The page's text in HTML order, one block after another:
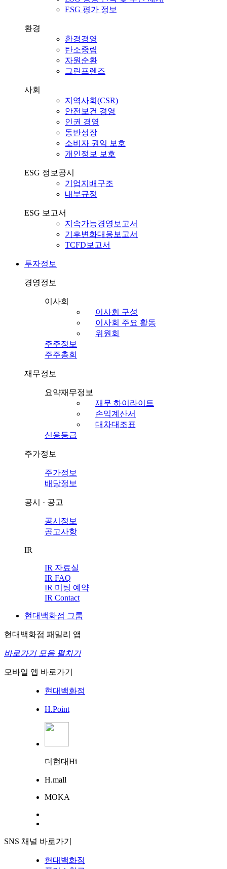
ESG 평가 정보
환경
환경경영
탄소중립
자원순환
그린프렌즈
사회
지역사회(CSR)
안전보건 경영
인권 경영
동반성장
소비자 권익 보호
개인정보 보호
ESG 정보공시
기업지배구조
내부규정
ESG 보고서
지속가능경영보고서
기후변화대응보고서
TCFD보고서
투자정보
경영정보
이사회
이사회 구성
이사회 주요 활동
위원회
주주정보
주주총회
재무정보
요약재무정보
재무 하이라이트
손익계산서
대차대조표
신용등급
주가정보
주가정보
배당정보
공시 · 공고
공시정보
공고사항
IR
IR 자료실
IR FAQ
IR 미팅 예약
IR Contact
현대백화점 그룹
현대백화점 패밀리 앱
바로가기 모음 펼치기
모바일 앱 바로가기
현대백화점
H.Point
더현대Hi
H.mall
MOKA
SNS 채널 바로가기
현대백화점